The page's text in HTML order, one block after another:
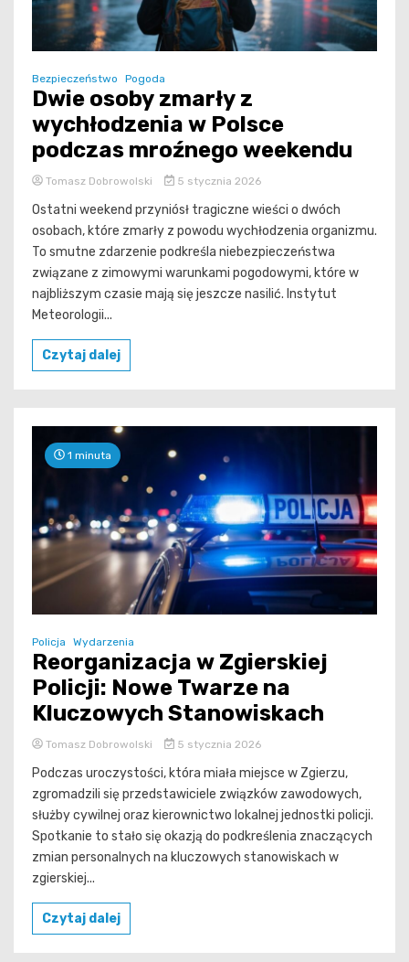
Bezpieczeństwo Pogoda
Dwie osoby zmarły z
wychłodzenia w Polsce
podczas mroźnego weekendu
Tomasz Dobrowolski 5 stycznia 2026
Ostatni weekend przyniósł tragiczne wieści o dwóch
osobach, które zmarły z powodu wychłodzenia organizmu.
To smutne zdarzenie podkreśla niebezpieczeństwa
związane z zimowymi warunkami pogodowymi, które w
najbliższym czasie mają się jeszcze nasilić. Instytut
Meteorologii...
Czytaj dalej
1 minuta
Policja Wydarzenia
Reorganizacja w Zgierskiej
Policji: Nowe Twarze na
Kluczowych Stanowiskach
Tomasz Dobrowolski 5 stycznia 2026
Podczas uroczystości, która miała miejsce w Zgierzu,
zgromadzili się przedstawiciele związków zawodowych,
służby cywilnej oraz kierownictwo lokalnej jednostki policji.
Spotkanie to stało się okazją do podkreślenia znaczących
zmian personalnych na kluczowych stanowiskach w
zgierskiej...
Czytaj dalej